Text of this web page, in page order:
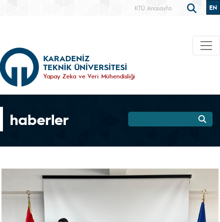
KTÜ Anasayfa EN
KARADENİZ
TEKNİK ÜNİVERSİTESİ
Yapay Zeka ve Veri Mühendisliği
haberler